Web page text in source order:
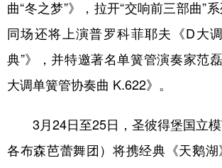
曲“冬之梦”》，拉开“交响前三部曲”
同场还将上演普罗科菲耶夫《D大
典”》，并特邀著名单簧管演奏家范
大调单簧管协奏曲 K.622》。
3月24日至25日，圣彼得堡国立模
各布森芭蕾舞团）将携经典《天鹅